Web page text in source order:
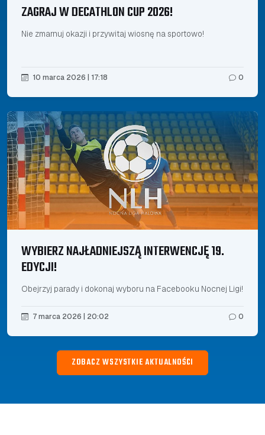
ZAGRAJ W DECATHLON CUP 2026!
Nie zmarnuj okazji i przywitaj wiosnę na sportowo!
10 marca 2026 | 17:18 0
WYBIERZ NAJŁADNIEJSZĄ INTERWENCJĘ 19.
EDYCJI!
Obejrzyj parady i dokonaj wyboru na Facebooku Nocnej Ligi!
7 marca 2026 | 20:02 0
ZOBACZ WSZYSTKIE AKTUALNOŚCI